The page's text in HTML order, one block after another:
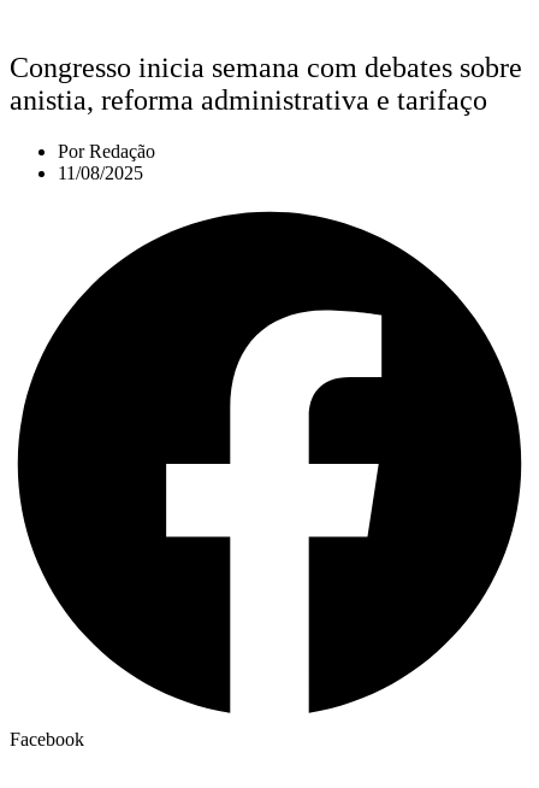
Congresso inicia semana com debates sobre
anistia, reforma administrativa e tarifaço
PorRedação
11/08/2025
Facebook